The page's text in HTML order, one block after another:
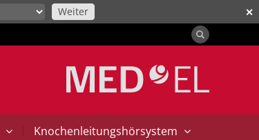
✕
Weiter
| Knochenleitungshörsystem